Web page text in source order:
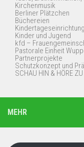
Kirchenmusik
Berliner Plätzchen
Büchereien
Kinder und Jugend
kfd –
Pastorale Einheit
Partnerprojekte
Schutzkonzept und
SCHAU HIN & HÖRE ZU
MEHR